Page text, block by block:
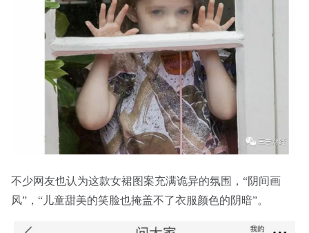
不少网友也认为这款女裙图案充满诡异的氛围，“阴间画
风”，“儿童甜美的笑脸也掩盖不了衣服颜色的阴暗”。